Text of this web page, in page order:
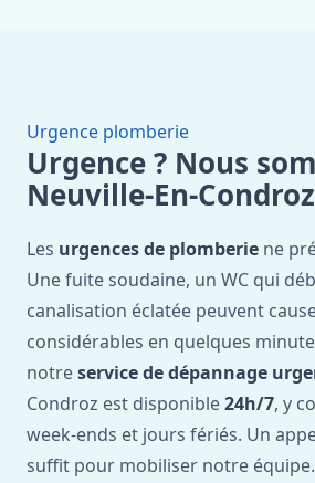
Urgence plomberie
Urgence ? Nous
Neuville-En-Condroz
Les urgences de plomberie ne
Une fuite soudaine, un WC qui
canalisation éclatée peuvent
considérables en quelques
notreservice de dépannage
Condroz est disponible24h/7, y
week-ends et jours fériés. Un
suffit pour mobiliser notre équipe.